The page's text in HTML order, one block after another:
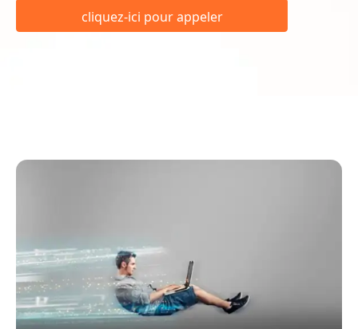
cliquez-ici pour appeler